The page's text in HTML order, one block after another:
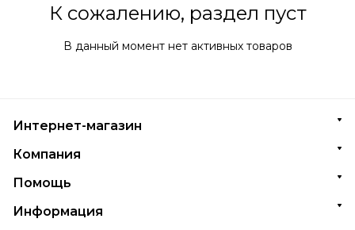
К сожалению, раздел пуст
В данный момент нет активных товаров
Интернет-магазин
Компания
Помощь
Информация